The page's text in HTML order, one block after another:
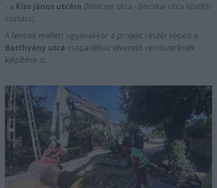
- a Kiss János utcára (Melczer utca - Bocskai utca közötti
szakasz).
A fentiek mellett ugyanakkor a projekt részét képezi a
Batthyány utca csapadékvíz elvezető rendszerének
kiépítése is.